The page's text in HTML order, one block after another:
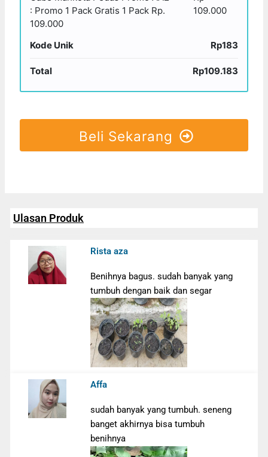
: Promo 1 Pack Gratis 1 Pack Rp.
109.000
109.000
Kode Unik Rp183
Total Rp109.183
Beli Sekarang
Ulasan Produk
Rista aza
Benihnya bagus. sudah banyak yang
tumbuh dengan baik dan segar
Affa
sudah banyak yang tumbuh. seneng
banget akhirnya bisa tumbuh
benihnya